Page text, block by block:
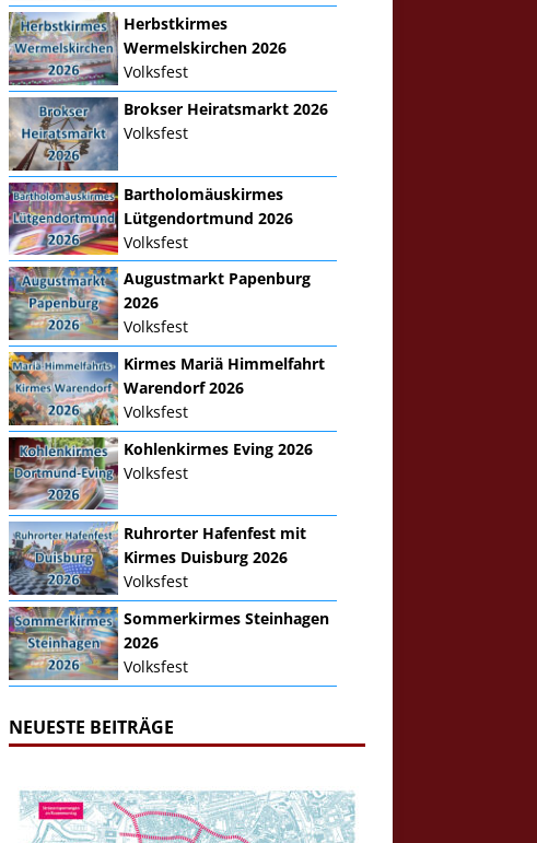
Herbstkirmes
Wermelskirchen 2026
Volksfest
Brokser Heiratsmarkt 2026
Volksfest
Bartholomäuskirmes
Lütgendortmund 2026
Volksfest
Augustmarkt Papenburg
2026
Volksfest
Kirmes Mariä Himmelfahrt
Warendorf 2026
Volksfest
Kohlenkirmes Eving 2026
Volksfest
Ruhrorter Hafenfest mit
Kirmes Duisburg 2026
Volksfest
Sommerkirmes Steinhagen
2026
Volksfest
NEUESTE BEITRÄGE